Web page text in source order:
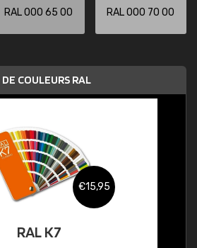
RAL 000 65 00 RAL 000 70 00
COULEURS RAL
€15,95
RAL K7